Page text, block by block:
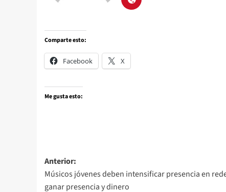
Comparte esto:
Facebook X
Me gusta esto:
Anterior:
Músicos jóvenes deben intensificar presencia en
ganar presencia y dinero